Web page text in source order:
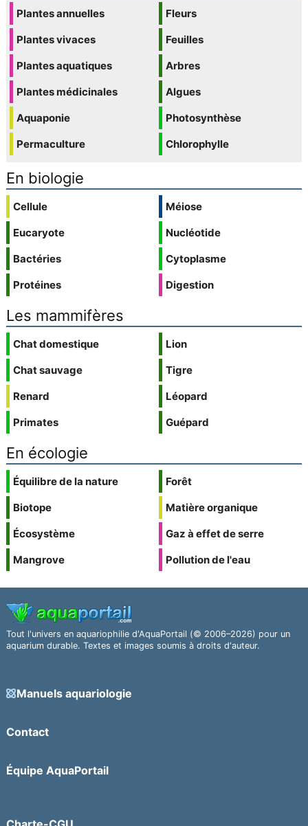
Plantes annuelles
Plantes vivaces
Plantes aquatiques
Plantes médicinales
Aquaponie
Permaculture
Fleurs
Feuilles
Arbres
Algues
Photosynthèse
Chlorophylle
En biologie
Cellule
Eucaryote
Bactéries
Protéines
Méiose
Nucléotide
Cytoplasme
Digestion
Les mammifères
Chat domestique
Chat sauvage
Renard
Primates
Lion
Tigre
Léopard
Guépard
En écologie
Équilibre de la nature
Biotope
Écosystème
Mangrove
Forêt
Matière organique
Gaz à effet de serre
Pollution de l'eau
Tout l'univers en aquariophilie d'AquaPortail (© 2006–2026) pour un
aquarium durable. Textes et images soumis à droits d'auteur.
Manuels aquariologie
Contact
Équipe AquaPortail